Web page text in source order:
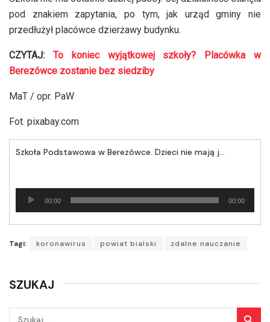
pod znakiem zapytania, po tym, jak urząd gminy nie
przedłużył placówce dzierżawy budynku.
CZYTAJ: To koniec wyjątkowej szkoły? Placówka w
Berezówce zostanie bez siedziby
MaT / opr. PaW
Fot. pixabay.com
Szkoła Podstawowa w Berezówce. Dzieci nie mają jak się uczyć zdalnie
Odtwarzacz
plików
00:00 00:00
Tagi: koronawirus powiat bialski zdalne nauczanie
SZUKAJ